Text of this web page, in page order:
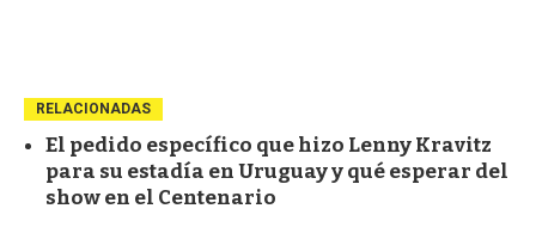
RELACIONADAS
El pedido específico que hizo Lenny Kravitz
para su estadía en Uruguay y qué esperar del
show en el Centenario